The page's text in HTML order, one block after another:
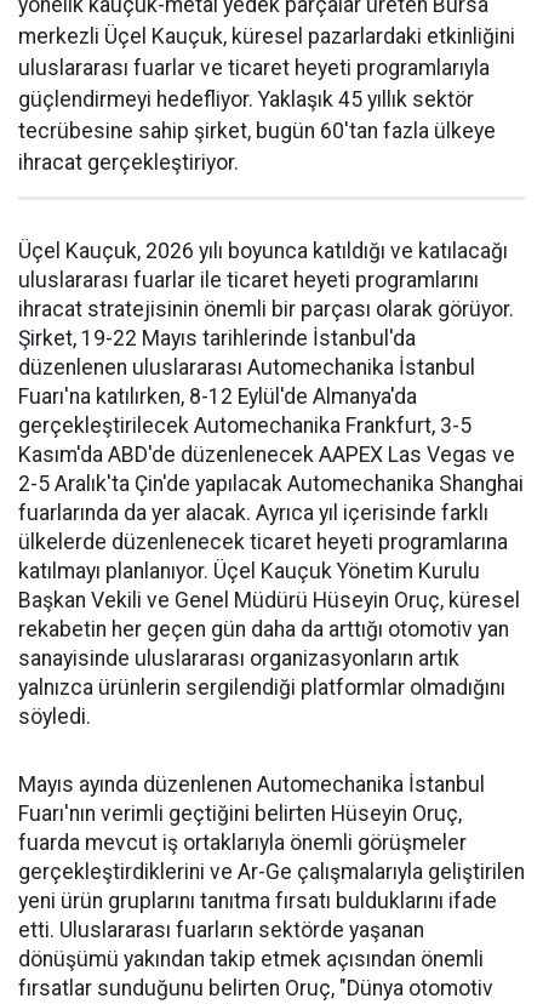
yönelik kauçuk-metal yedek parçalar üreten Bursa
merkezli Üçel Kauçuk, küresel pazarlardaki etkinliğini
uluslararası fuarlar ve ticaret heyeti programlarıyla
güçlendirmeyi hedefliyor. Yaklaşık 45 yıllık sektör
tecrübesine sahip şirket, bugün 60'tan fazla ülkeye
ihracat gerçekleştiriyor.
Üçel Kauçuk, 2026 yılı boyunca katıldığı ve katılacağı
uluslararası fuarlar ile ticaret heyeti programlarını
ihracat stratejisinin önemli bir parçası olarak görüyor.
Şirket, 19-22 Mayıs tarihlerinde İstanbul'da
düzenlenen uluslararası Automechanika İstanbul
Fuarı'na katılırken, 8-12 Eylül'de Almanya'da
gerçekleştirilecek Automechanika Frankfurt, 3-5
Kasım'da ABD'de düzenlenecek AAPEX Las Vegas ve
2-5 Aralık'ta Çin'de yapılacak Automechanika Shanghai
fuarlarında da yer alacak. Ayrıca yıl içerisinde farklı
ülkelerde düzenlenecek ticaret heyeti programlarına
katılmayı planlanıyor. Üçel Kauçuk Yönetim Kurulu
Başkan Vekili ve Genel Müdürü Hüseyin Oruç, küresel
rekabetin her geçen gün daha da arttığı otomotiv yan
sanayisinde uluslararası organizasyonların artık
yalnızca ürünlerin sergilendiği platformlar olmadığını
söyledi.
Mayıs ayında düzenlenen Automechanika İstanbul
Fuarı'nın verimli geçtiğini belirten Hüseyin Oruç,
fuarda mevcut iş ortaklarıyla önemli görüşmeler
gerçekleştirdiklerini ve Ar-Ge çalışmalarıyla geliştirilen
yeni ürün gruplarını tanıtma fırsatı bulduklarını ifade
etti. Uluslararası fuarların sektörde yaşanan
dönüşümü yakından takip etmek açısından önemli
fırsatlar sunduğunu belirten Oruç, "Dünya otomotiv